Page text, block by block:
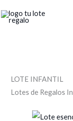
al
LOTE INFANTIL
Lotes de Regalos